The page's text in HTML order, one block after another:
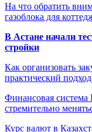
На что обратить
газоблока для
В Астане начали
стройки
Как организовать
практический
Финансовая система
стремительно
Курс валют в